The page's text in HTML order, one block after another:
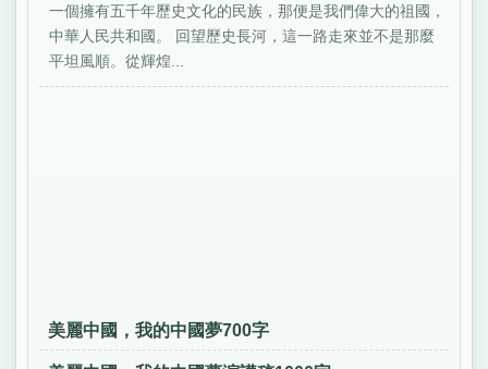
一個擁有五千年歷史文化的民族，那便是我們偉大的祖國，
中華人民共和國。 回望歷史長河，這一路走來並不是那麼
平坦風順。從輝煌...
美麗中國，我的中國夢700字